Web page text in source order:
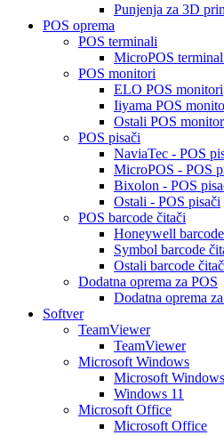
Punjenja za 3D
POS oprema
POS terminali
MicroPOS
POS monitori
ELO POS monitori
Iiyama POS
Ostali POS
POS pisači
NaviaTec - POS
MicroPOS - POS
Bixolon - POS
Ostali - POS pisači
POS barcode čitači
Honeywell
Symbol barcode
Ostali barcode
Dodatna oprema za POS
Dodatna oprema
Softver
TeamViewer
TeamViewer
Microsoft Windows
Microsoft
Windows 11
Microsoft Office
Microsoft Office